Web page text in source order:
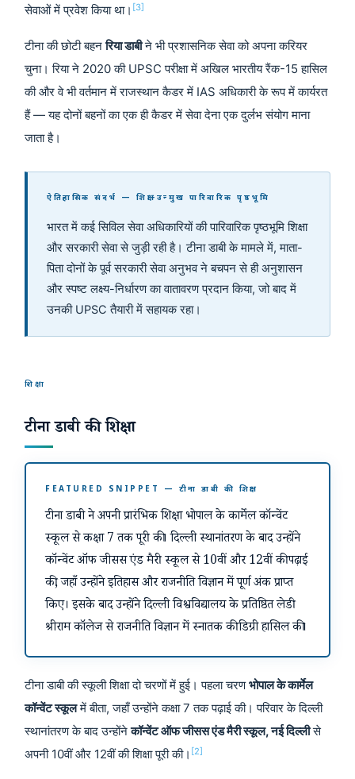
सेवाओं में प्रवेश किया था। [3]
टीना की छोटी बहनरिया डाबीने भी प्रशासनिक सेवा को अपना करियर
चुना। रिया ने 2020 की UPSC परीक्षा में अखिल भारतीय रैंक-15 हासिल
की और वे भी वर्तमान में राजस्थान कैडर में IAS अधिकारी के रूप में कार्यरत
हैं — यह दोनों बहनों का एक ही कैडर में सेवा देना एक दुर्लभ संयोग माना
जाता है।
ऐतिहासिक संदर्भ — शिक्षा-उन्मुख पारिवारिक पृष्ठभूमि
भारत में कई सिविल सेवा अधिकारियों की पारिवारिक पृष्ठभूमि शिक्षा
और सरकारी सेवा से जुड़ी रही है। टीना डाबी के मामले में, माता-
पिता दोनों के पूर्व सरकारी सेवा अनुभव ने बचपन से ही अनुशासन
और स्पष्ट लक्ष्य-निर्धारण का वातावरण प्रदान किया, जो बाद में
उनकी UPSC तैयारी में सहायक रहा।
शिक्षा
टीना डाबी की शिक्षा
FEATURED SNIPPET — टीना डाबी की शिक्षा
टीना डाबी ने अपनी प्रारंभिक शिक्षा भोपाल के कार्मेल कॉन्वेंट
स्कूल से कक्षा 7 तक पूरी की। दिल्ली स्थानांतरण के बाद उन्होंने
कॉन्वेंट ऑफ जीसस एंड मैरी स्कूल से 10वीं और 12वीं की पढ़ाई
की, जहाँ उन्होंने इतिहास और राजनीति विज्ञान में पूर्ण अंक प्राप्त
किए। इसके बाद उन्होंने दिल्ली विश्वविद्यालय के प्रतिष्ठित लेडी
श्रीराम कॉलेज से राजनीति विज्ञान में स्नातक की डिग्री हासिल की।
टीना डाबी की स्कूली शिक्षा दो चरणों में हुई। पहला चरणभोपाल के कार्मेल
कॉन्वेंट स्कूलमें बीता, जहाँ उन्होंने कक्षा 7 तक पढ़ाई की। परिवार के दिल्ली
स्थानांतरण के बाद उन्होंनेकॉन्वेंट ऑफ जीसस एंड मैरी स्कूल, नई दिल्लीसे
अपनी 10वीं और 12वीं की शिक्षा पूरी की। [2]